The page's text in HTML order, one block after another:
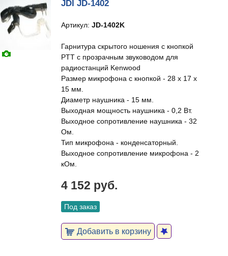
JDI JD-1402
Артикул: JD-1402K
Гарнитура скрытого ношения с кнопкой
PTT с прозрачным звуководом для
радиостанций Kenwood
Размер микрофона с кнопкой - 28 х 17 х
15 мм.
Диаметр наушника - 15 мм.
Выходная мощность наушника - 0,2 Вт.
Выходное сопротивление наушника - 32
Ом.
Тип микрофона - конденсаторный.
Выходное сопротивление микрофона - 2
кОм.
4 152 руб.
Под заказ
Добавить в корзину